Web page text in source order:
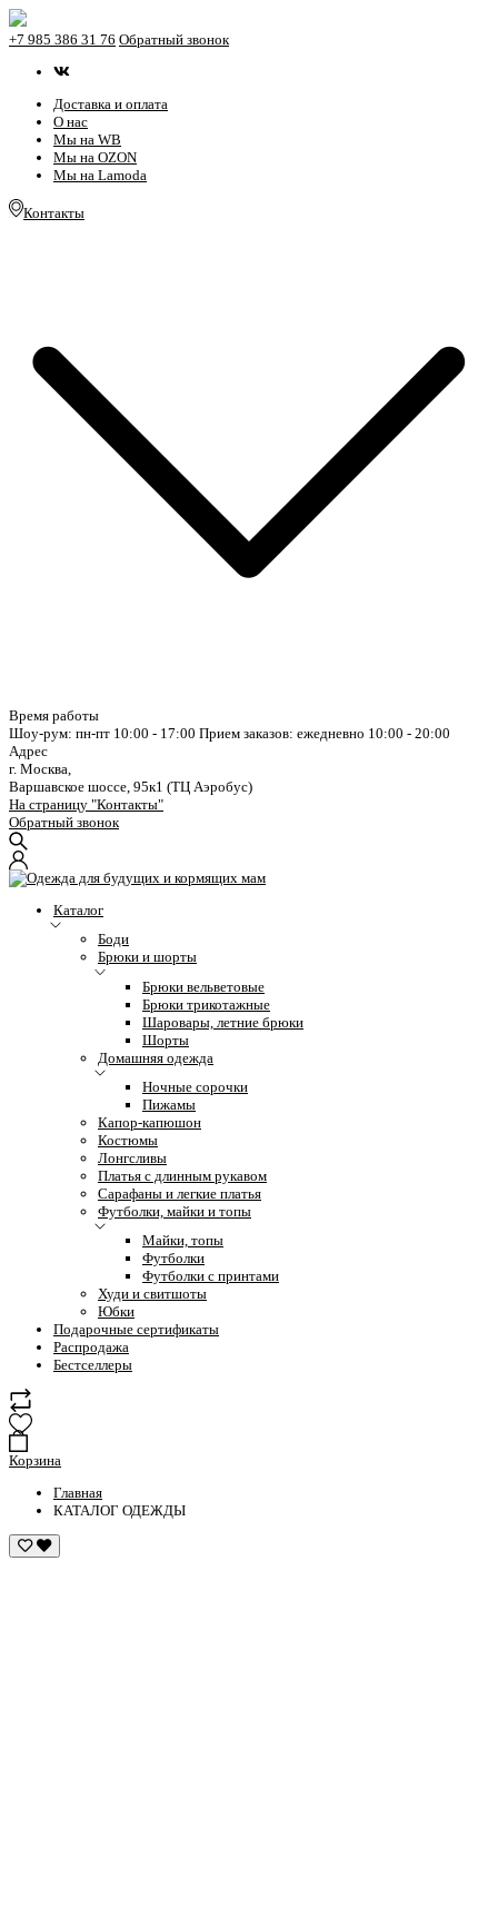
+7 985 386 31 76 Обратный звонок
Доставка и оплата
О нас
Мы на WB
Мы на OZON
Мы на Lamoda
Контакты
Время работы
Шоу-рум: пн-пт 10:00 - 17:00 Прием заказов: ежедневно 10:00 - 20:00
Адрес
г. Москва,
Варшавское шоссе, 95к1 (ТЦ Аэробус)
На страницу "Контакты"
Обратный звонок
Каталог
Боди
Брюки и шорты
Брюки вельветовые
Брюки трикотажные
Шаровары, летние брюки
Шорты
Домашняя одежда
Ночные сорочки
Пижамы
Капор-капюшон
Костюмы
Лонгсливы
Платья с длинным рукавом
Сарафаны и легкие платья
Футболки, майки и топы
Майки, топы
Футболки
Футболки с принтами
Худи и свитшоты
Юбки
Подарочные сертификаты
Распродажа
Бестселлеры
Корзина
Главная
КАТАЛОГ ОДЕЖДЫ